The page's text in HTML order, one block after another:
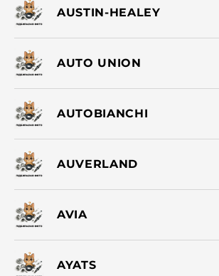
AUSTIN-HEALEY
AUTO UNION
AUTOBIANCHI
AUVERLAND
AVIA
AYATS